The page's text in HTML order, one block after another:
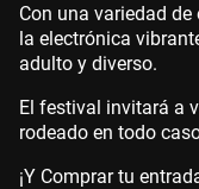
Con una variedad
la electrónica
adulto y diverso.
El festival invitará a
rodeado en todo
¡Y Comprar tu